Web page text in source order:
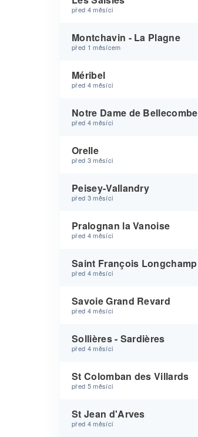
před 4 měsíci
Montchavin - La Plagne
před 1 měsícem
Méribel
před 4 měsíci
Notre Dame de Bellecombe
před 4 měsíci
Orelle
před 3 měsíci
Peisey-Vallandry
před 3 měsíci
Pralognan la Vanoise
před 4 měsíci
Saint François Longchamp
před 4 měsíci
Savoie Grand Revard
před 4 měsíci
Sollières - Sardières
před 4 měsíci
St Colomban des Villards
před 5 měsíci
St Jean d'Arves
před 4 měsíci